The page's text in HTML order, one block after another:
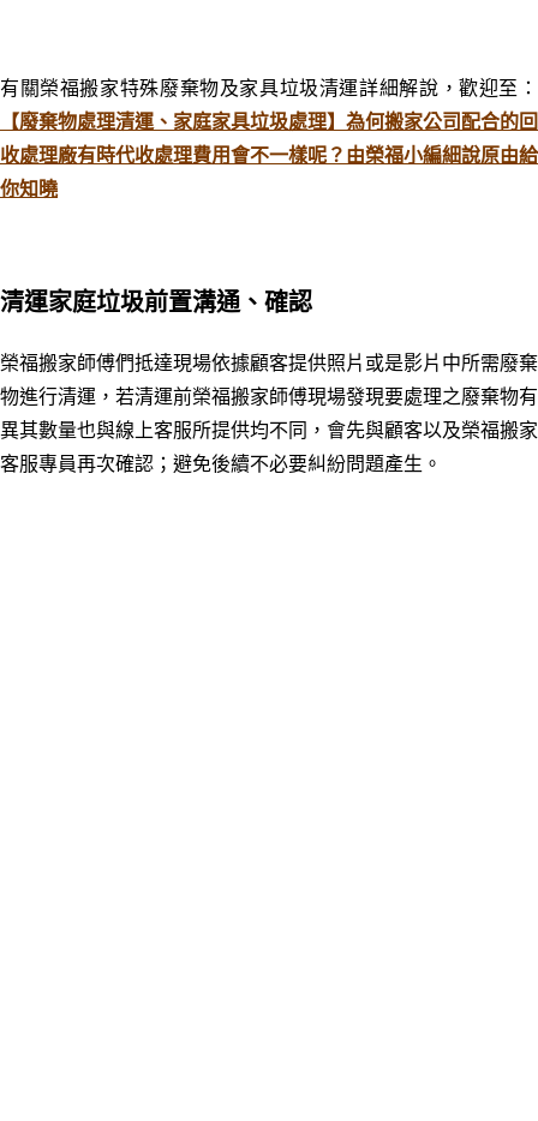
有關榮福搬家特殊廢棄物及家具垃圾清運詳細解說，歡迎至：
【廢棄物處理清運、家庭家具垃圾處理】為何搬家公司配合的回
收處理廠有時代收處理費用會不一樣呢？由榮福小編細說原由給
你知曉
清運家庭垃圾前置溝通、確認
榮福搬家師傅們抵達現場依據顧客提供照片或是影片中所需廢棄
物進行清運，若清運前榮福搬家師傅現場發現要處理之廢棄物有
異其數量也與線上客服所提供均不同，會先與顧客以及榮福搬家
客服專員再次確認 ； 避免後續不必要糾紛問題產生。